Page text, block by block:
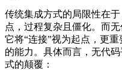
传统集成方式的局限性在
点，过程复杂且僵化。而
它将“连接”视为起点，更
的能力。具体而言，无代
式的颠覆：